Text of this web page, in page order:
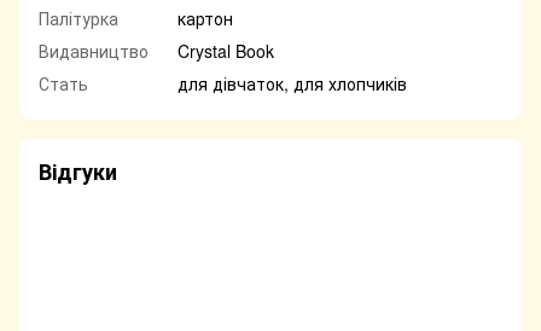
Палітурка
картон
Видавництво
Crystal Book
Стать
для дівчаток, для хлопчиків
Відгуки